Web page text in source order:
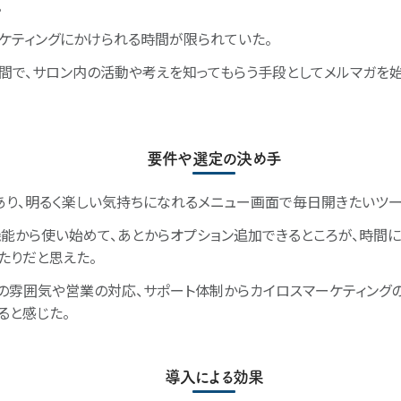
ティングにかけられる時間が限られていた。
で、サロン内の活動や考えを知ってもらう手段としてメルマガを
要件や選定の決め手
り、明るく楽しい気持ちになれるメニュー画面で毎日開きたいツ
から使い始めて、あとからオプション追加できるところが、時間
りだと思えた。
雰囲気や営業の対応、サポート体制からカイロスマーケティング
感じた。
導入による効果